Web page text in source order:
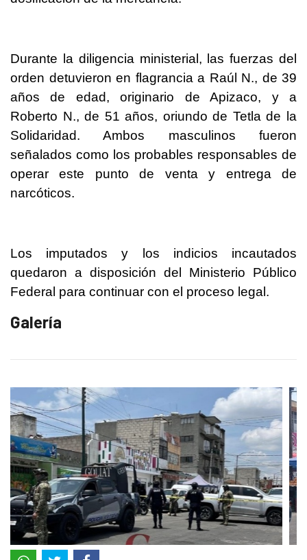
Durante la diligencia ministerial, las fuerzas del
orden detuvieron en flagrancia a Raúl N., de 39
años de edad, originario de Apizaco, y a
Roberto N., de 51 años, oriundo de Tetla de la
Solidaridad. Ambos masculinos fueron
señalados como los probables responsables de
operar este punto de venta y entrega de
narcóticos.
Los imputados y los indicios incautados
quedaron a disposición del Ministerio Público
Federal para continuar con el proceso legal.
Galería